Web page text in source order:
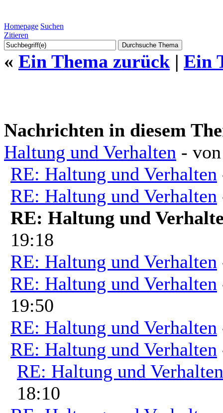
Homepage Suchen
Zitieren
« Ein Thema zurück | Ein
Nachrichten in diesem
Haltung und Verhalten -
RE: Haltung und Verhalten
RE: Haltung und Verhalten
RE: Haltung und
19:18
RE: Haltung und Verhalten
RE: Haltung und Verhalten
19:50
RE: Haltung und Verhalten
RE: Haltung und Verhalten
RE: Haltung und Verhalten
18:10